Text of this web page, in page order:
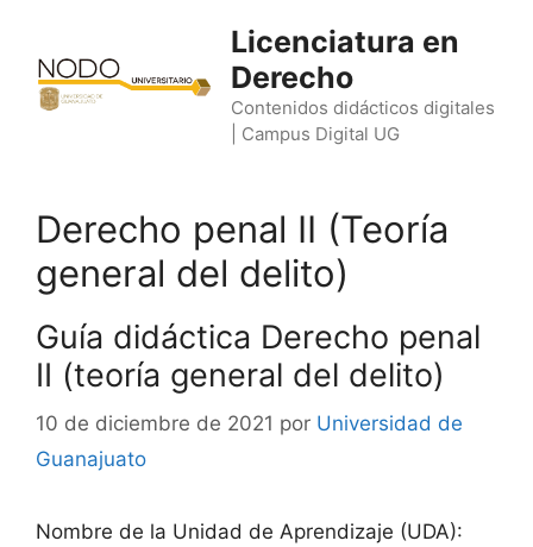
contenido
Licenciatura en
Derecho
Contenidos didácticos digitales
| Campus Digital UG
Derecho penal II (Teoría
general del delito)
Guía didáctica Derecho penal
II (teoría general del delito)
10 de diciembre de 2021 por Universidad de
Guanajuato
Nombre de la Unidad de Aprendizaje (UDA):